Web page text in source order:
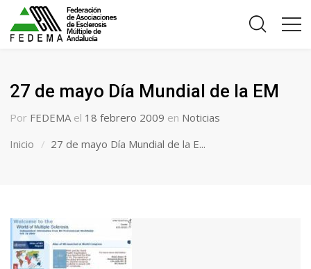
27 de mayo Día Mundial de la EM
Por FEDEMA el 18 febrero 2009 en Noticias
Inicio
27 de mayo Día Mundial de la E...